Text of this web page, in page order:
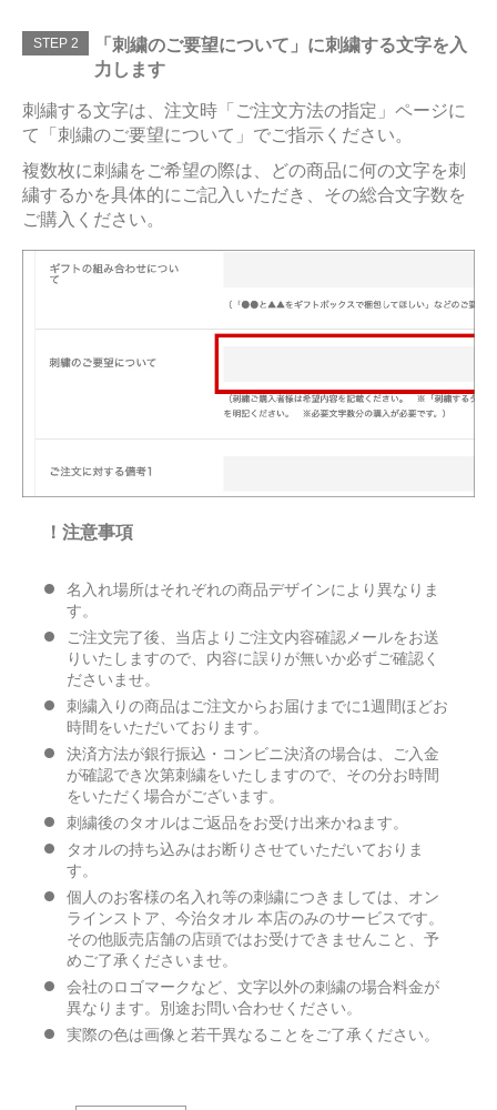
STEP 2
「刺繍のご要望について」に刺繍する文字を入
力します
刺繍する文字は、注文時「ご注文方法の指定」ページに
て「刺繍のご要望について」でご指示ください。
複数枚に刺繍をご希望の際は、どの商品に何の文字を刺
繍するかを具体的にご記入いただき、その総合文字数を
ご購入ください。
！注意事項
名入れ場所はそれぞれの商品デザインにより異なりま
す。
ご注文完了後、当店よりご注文内容確認メールをお送
りいたしますので、内容に誤りが無いか必ずご確認く
ださいませ。
刺繍入りの商品はご注文からお届けまでに1週間ほどお
時間をいただいております。
決済方法が銀行振込・コンビニ決済の場合は、ご入金
が確認でき次第刺繍をいたしますので、その分お時間
をいただく場合がございます。
刺繍後のタオルはご返品をお受け出来かねます。
タオルの持ち込みはお断りさせていただいておりま
す。
個人のお客様の名入れ等の刺繍につきましては、オン
ラインストア、今治タオル 本店のみのサービスです。
その他販売店舗の店頭ではお受けできませんこと、予
めご了承くださいませ。
会社のロゴマークなど、文字以外の刺繍の場合料金が
異なります。別途お問い合わせください。
実際の色は画像と若干異なることをご了承ください。